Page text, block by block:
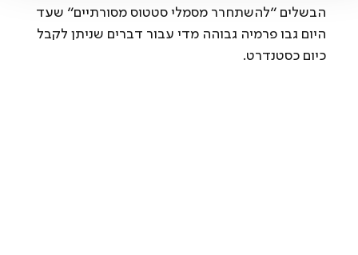
הבשלים ״להשתחרר מסמלי סטטוס מסורתיים״ שעד
היום גבו פרמיה גבוהה מדי עבור דברים שניתן לקבל
כיום כסטנדרט.